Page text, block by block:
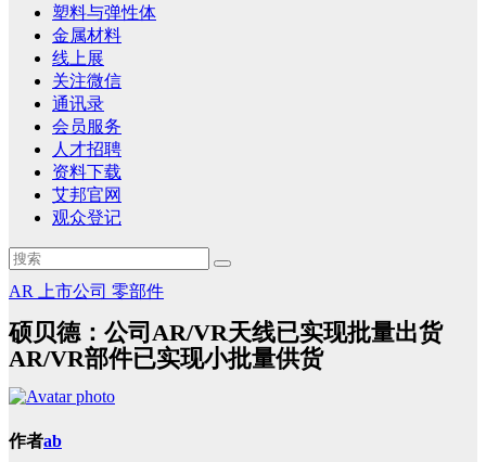
塑料与弹性体
金属材料
线上展
关注微信
通讯录
会员服务
人才招聘
资料下载
艾邦官网
观众登记
AR 上市公司 零部件
硕贝德：公司AR/VR天线已实现批量出货
AR/VR部件已实现小批量供货
作者ab